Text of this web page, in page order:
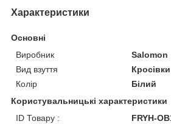
Характеристики
Основні
Виробник
Salomon
Вид взуття
Кросівки
Колір
Білий
Користувальницькі характеристики
ID Товару :
FRYH-